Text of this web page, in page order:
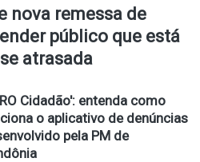
nova remessa de
público que está
atrasada
Cidadão': entenda como
o aplicativo de denúncias
pela PM de